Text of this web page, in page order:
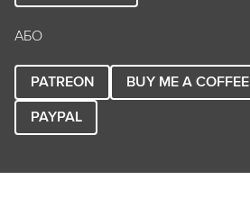
АБО
PATREON BUY ME A COFFEE
PAYPAL